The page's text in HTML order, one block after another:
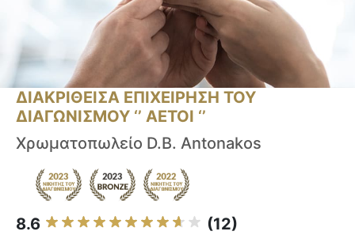
ΔΙΑΚΡΙΘΕΙΣΑ ΕΠΙΧΕΙΡΗΣΗ ΤΟΥ
ΔΙΑΓΩΝΙΣΜΟΥ ‘’ ΑΕΤΟΙ ‘’
Χρωματοπωλείο D.B. Antonakos
8.6 (12)